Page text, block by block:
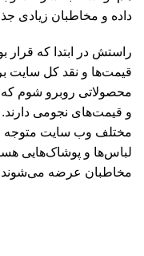
داده و مخاطبان زیادی
راستش در ابتدا که قرار
قیمت‌ها و نقد کل سایت
محصولاتی روبرو شوم
و قیمت‌های نجومی
مختلف وب سایت متوجه
لباس‌ها و پوشاک‌هایی
مخاطبان عرضه